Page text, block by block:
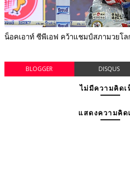
น็อคเอาท์ ซีพีเอฟ คว้าแชมป์สภามวยโล
BLOGGER DISQUS
ไม่มีความคิดเ
แสดงความคิด